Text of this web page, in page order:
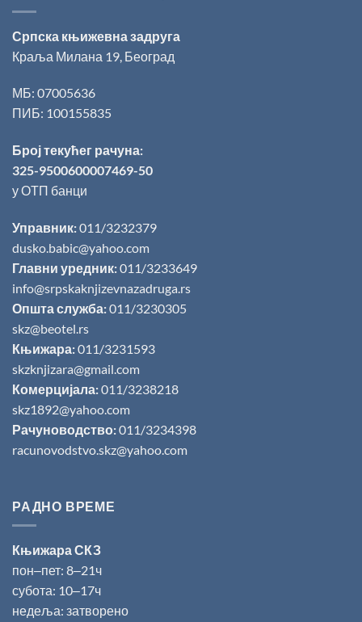
Српска књижевна задруга
Краља Милана 19, Београд
МБ: 07005636
ПИБ: 100155835
Број текућег рачуна:
325-9500600007469-50
у ОТП банци
Управник:011/3232379
dusko.babic@yahoo.com
Главни уредник:011/3233649
info@srpskaknjizevnazadruga.rs
Општа служба:011/3230305
skz@beotel.rs
Књижара:011/3231593
skzknjizara@gmail.com
Комерцијала:011/3238218
skz1892@yahoo.com
Рачуноводство:011/3234398
racunovodstvo.skz@yahoo.com
РАДНО ВРЕМЕ
Књижара СКЗ
пон‒пет: 8‒21ч
субота: 10‒17ч
недеља: затворено